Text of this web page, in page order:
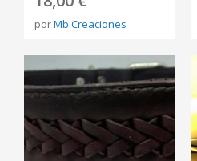
porMb Creaciones